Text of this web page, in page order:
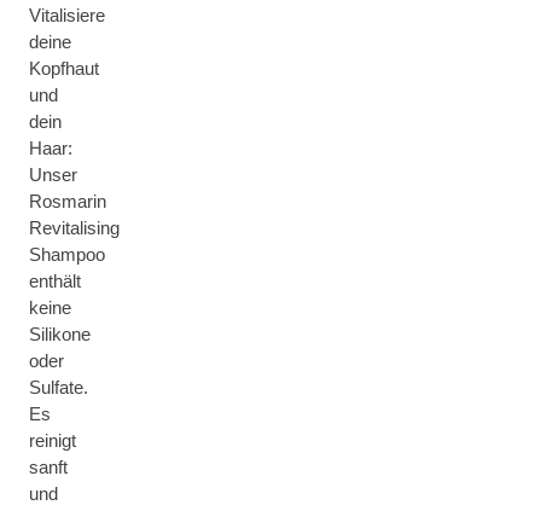
Vitalisiere
deine
Kopfhaut
und
dein
Haar:
Unser
Rosmarin
Revitalising
Shampoo
enthält
keine
Silikone
oder
Sulfate.
Es
reinigt
sanft
und